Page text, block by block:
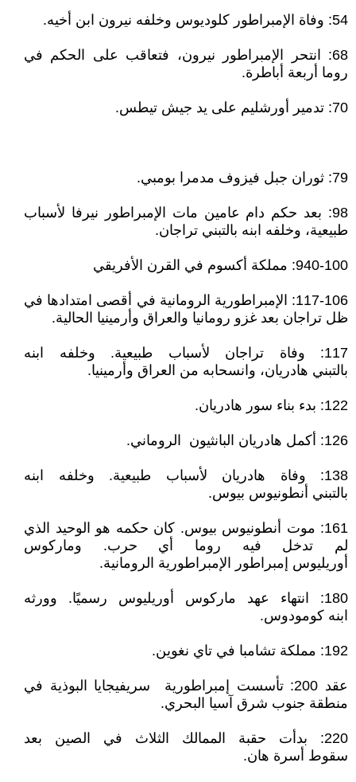
54: وفاة الإمبراطور كلوديوس وخلفه نيرون ابن أخيه.
68: انتحر الإمبراطور نيرون، فتعاقب على الحكم في
روما أربعة أباطرة.
70: تدمير أورشليم على يد جيش تيطس.
79: ثوران جبل فيزوف مدمرا بومبي.
98: بعد حكم دام عامين مات الإمبراطور نيرفا لأسباب
طبيعية، وخلفه ابنه بالتبني تراجان.
940-100: مملكة أكسوم في القرن الأفريقي
117-106: الإمبراطورية الرومانية في أقصى امتدادها في
ظل تراجان بعد غزو رومانيا والعراق وأرمينيا الحالية.
117: وفاة تراجان لأسباب طبيعية. وخلفه ابنه
بالتبني هادريان، وانسحابه من العراق وأرمينيا.
122: بدء بناء سور هادريان.
126: أكمل هادريان البانثيون الروماني.
138: وفاة هادريان لأسباب طبيعية. وخلفه ابنه
بالتبني أنطونيوس بيوس.
161: موت أنطونيوس بيوس. كان حكمه هو الوحيد الذي
لم تدخل فيه روما أي حرب. وماركوس
أوريليوس إمبراطور الإمبراطورية الرومانية.
180: انتهاء عهد ماركوس أوريليوس رسميًا. وورثه
ابنه كومودوس.
192: مملكة تشامبا في تاي نغوين.
عقد 200: تأسست إمبراطورية سريفيجايا البوذية في
منطقة جنوب شرق آسيا البحري.
220: بدأت حقبة الممالك الثلاث في الصين بعد
سقوط أسرة هان.